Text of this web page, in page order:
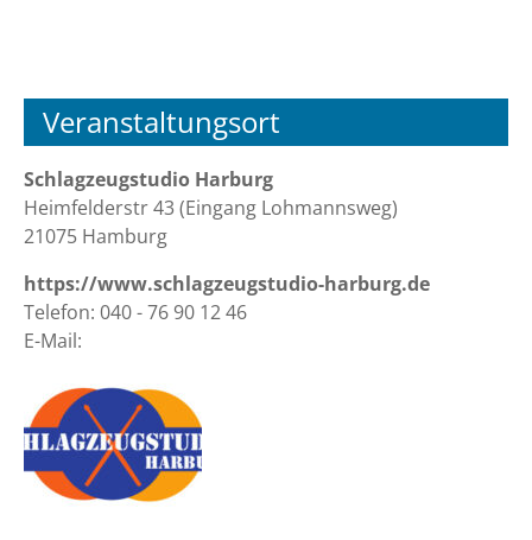
Veranstaltungsort
Schlagzeugstudio Harburg
Heimfelderstr 43 (Eingang Lohmannsweg)
21075 Hamburg
https://www.schlagzeugstudio-harburg.de
Telefon: 040 - 76 90 12 46
E-Mail: